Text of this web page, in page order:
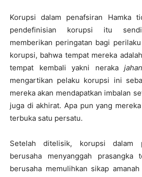
Korupsi dalam penafsiran Hamka
pendefinisian korupsi itu
memberikan peringatan bagi
korupsi, bahwa tempat mereka
tempat kembali yakni neraka
mengartikan pelaku korupsi ini
mereka akan mendapatkan imbalan
juga di akhirat. Apa pun yang
terbuka satu persatu.
Setelah ditelisik, korupsi dalam
berusaha menyanggah prasangka
berusaha memulihkan sikap